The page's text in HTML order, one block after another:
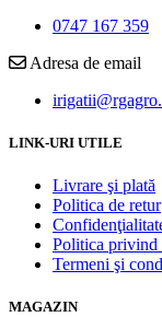
0747 167 359
Adresa de email
LINK-URI UTILE
Livrare şi plată
Politica de retur
Politica privind
Termeni şi
MAGAZIN